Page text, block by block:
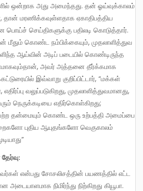
ஒன்றாக அது அமைந்தது. தன் ஓய்வுக்காலம்
தான் மரணிக்கவுள்ளதாக ஏகாதிபத்திய
செய்திகளுக்கு பதிலடி கொடுத்தார்.
மீதும் கொண்ட நம்பிக்கையும், முதலாளித்துவ
ஆய்வின் அடிப் படையில் கொண்டிருந்த
அவர் அத்தனை தீர்க்கமாக
இவ்வாறு குறிப்பிட்டார், “மக்கள்
வலுப்படுகிறது, முதலாளித்துவமானது,
நெருக்கடியை எதிர்கொள்கிறது;
தன்மையும் கொண்ட ஒரு உற்பத்தி அமைப்பை
புதிய ஆயுதங்களோ வெகுகாலம்
நிமிர்ந்து நிற்கிறது கியூபா.